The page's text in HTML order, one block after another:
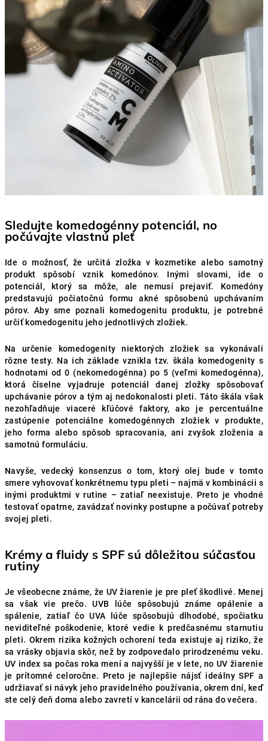
Sledujte komedogénny potenciál, no
počúvajte vlastnú pleť
Ide o možnosť, že určitá zložka v kozmetike alebo samotný
produkt spôsobí vznik komedónov. Inými slovami, ide o
potenciál, ktorý sa môže, ale nemusí prejaviť. Komedóny
predstavujú počiatočnú formu akné spôsobenú upchávaním
pórov. Aby sme poznali komedogenitu produktu, je potrebné
určiť komedogenitu jeho jednotlivých zložiek.
Na určenie komedogenity niektorých zložiek sa vykonávali
rôzne testy. Na ich základe vznikla tzv. škála komedogenity s
hodnotami od 0 (nekomedogénna) po 5 (veľmi komedogénna),
ktorá číselne vyjadruje potenciál danej zložky spôsobovať
upchávanie pórov a tým aj nedokonalosti pleti. Táto škála však
nezohľadňuje viaceré kľúčové faktory, ako je percentuálne
zastúpenie potenciálne komedogénnych zložiek v produkte,
jeho forma alebo spôsob spracovania, ani zvyšok zloženia a
samotnú formuláciu.
Navyše, vedecký konsenzus o tom, ktorý olej bude v tomto
smere vyhovovať konkrétnemu typu pleti – najmä v kombinácii s
inými produktmi v rutine – zatiaľ neexistuje. Preto je vhodné
testovať opatrne, zavádzať novinky postupne a počúvať potreby
svojej pleti.
Krémy a fluidy s SPF sú dôležitou súčasťou
rutiny
Je všeobecne známe, že UV žiarenie je pre pleť škodlivé. Menej
sa však vie prečo. UVB lúče spôsobujú známe opálenie a
spálenie, zatiaľ čo UVA lúče spôsobujú dlhodobé, spočiatku
neviditeľné poškodenie, ktoré vedie k predčasnému starnutiu
pleti. Okrem rizika kožných ochorení teda existuje aj riziko, že
sa vrásky objavia skôr, než by zodpovedalo prirodzenému veku.
UV index sa počas roka mení a najvyšší je v lete, no UV žiarenie
je prítomné celoročne. Preto je najlepšie nájsť ideálny SPF a
udržiavať si návyk jeho pravidelného používania, okrem dní, keď
ste celý deň doma alebo zavretí v kancelárii od rána do večera.